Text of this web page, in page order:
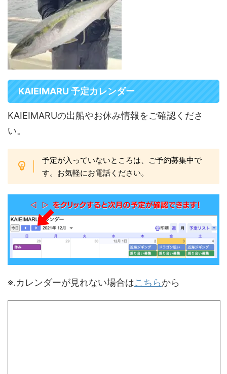
KAIEIMARU 予定カレンダー
KAIEIMARUの出船やお休み情報をご確認くださ
い。
予定が入っていないところは、ご予約募集中で
す。お気軽にお電話ください。
※.カレンダーが見れない場合はこちらから